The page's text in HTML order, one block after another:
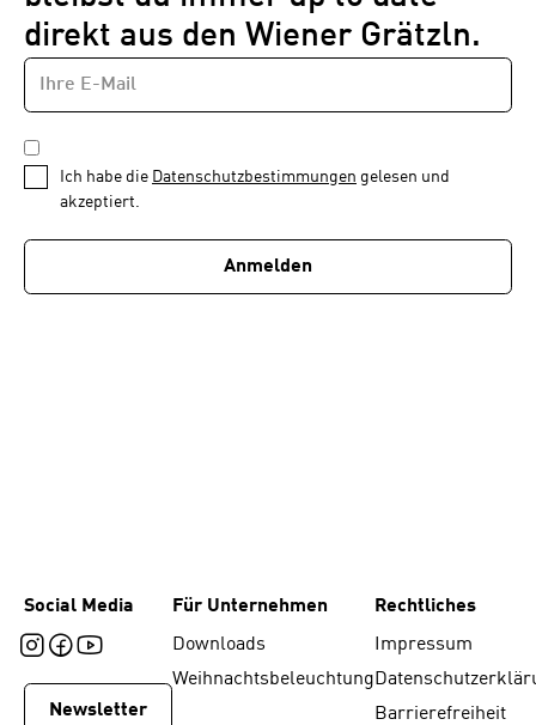
direkt aus den Wiener Grätzln.
Newsletter
1
von
E-
MAIL-
ADRESSE
DATENSCHUTZBESTIMMUNGEN
*
Ich habe die Datenschutzbestimmungen gelesen und
akzeptiert.
Anmelden
Social Media
Newsletter
Für Unternehmen
Downloads
Weihnachtsbeleuchtung
Rechtliches
Impressum
Barrierefreiheit